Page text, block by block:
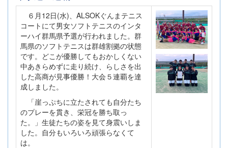
６月12日(水)、ALSOKぐんまテニス
コートにて男女ソフトテニスのインタ
ーハイ群馬県予選が行われました。群
馬県のソフトテニスは群雄割拠の状態
です。どこが優勝してもおかしくない
中あきらめずに走り続け、らしさを出
した高商が見事優勝！大会５連覇を達
成しました。
「崖っぷちに立たされても自分たち
のプレーを貫き、栄冠を勝ち取っ
た。」生徒たちの姿を見て身震いしま
した。自分もいろいろ頑張らなくて
は。